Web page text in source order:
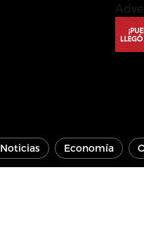
Noticias Economía